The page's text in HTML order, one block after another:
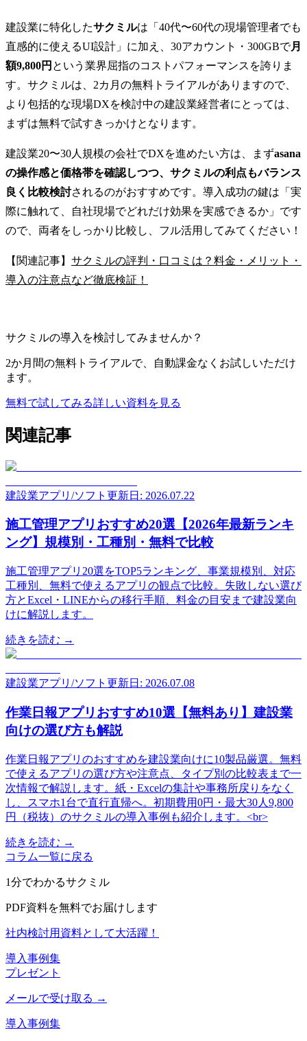
建設業に特化したサクミルは「40代〜60代の現場管理者でも
直感的に使えるUI設計」に加え、30アカウント・300GBで月
額9,800円 という業界屈指のコストパフォーマンスを誇りま
す。サクミルは、2カ月の無料トライアルがありますので、
より包括的な現場DXを検討中の建設業経営者にとっては、
まずは無料で試すきっかけとなります。
建設業20〜30人規模の会社でDXを進めたい方は、まずasana
の操作感と価格帯を確認しつつ、サクミルの利点もバランス
良く比較検討されるのがおすすめです。導入成功の鍵は「実
際に触れて、自社現場でどれだけ効果を実感できるか」です
ので、両者をしっかり比較し、フル活用してみてください！
【関連記事】 サクミルの評判・口コミは？料金・メリット・
導入の注意点など徹底検証！
サクミルの導入を検討してみませんか？
2か月間の無料トライアルで、自動課金なくお試しいただけ
ます。
無料で試してみる詳しい資料を見る
関連記事
建設業アプリ/ソフト 更新日: 2026.07.22
施工管理アプリおすすめ20選【2026年最新ランキ
ング】規模別・工種別・無料で比較
施工管理アプリ20選をTOP5ランキング、事業規模別、対応
工種別、無料で使えるアプリの観点で比較。失敗しない選び
方とExcel・LINEからの移行手順、料金の目安まで建設業向
けに解説します。
続きを読む →
建設業アプリ/ソフト 更新日: 2026.07.08
作業日報アプリおすすめ10選【無料あり】建設業
向けの選び方も解説
作業日報アプリのおすすめを建設業向けに10製品厳選。無料
で使えるアプリの選び方や注意点、タイプ別の比較表まで一
次情報で解説します。紙・Excelの集計や事務所戻りをなく
し、スマホ1台で直行直帰へ。初期費用0円・最大30人9,800
円（税抜）のサクミルの導入事例も紹介します。<br>
続きを読む →
コラム一覧に戻る
1分でわかるサクミル
PDF資料を無料でお届けします
社内検討用資料として大活躍！
導入事例集
プレゼント
メールで受け取る →
導入事例集